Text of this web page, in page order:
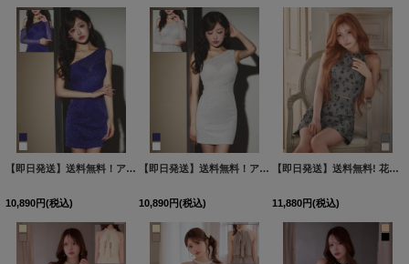
【即日発送】送料無料！アームカバー付シアーラメビジューワンショルミニドレス/キャバドレス【XS-Mサイズ/2カラー】[OF03]【YN】dzmsCA
10,890円(税込)
【即日発送】送料無料！アームカバー付シアーラメビジューワンショルミニドレス/キャバドレス【XS-Mサイズ/2カラー】[OF03]【YN】dzmsCA
10,890円(税込)
【即日発送】送料無料! 花柄/アメスリ/セットアップ/2ピース/ノースリーブ/Aライン/ミニドレス/キャバドレス【XS-Lサイズ/2カラー】【】[OF01]【SB】dzmvIA
11,880円(税込)